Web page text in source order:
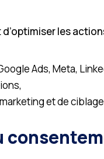
les
Ads, Meta,
et de